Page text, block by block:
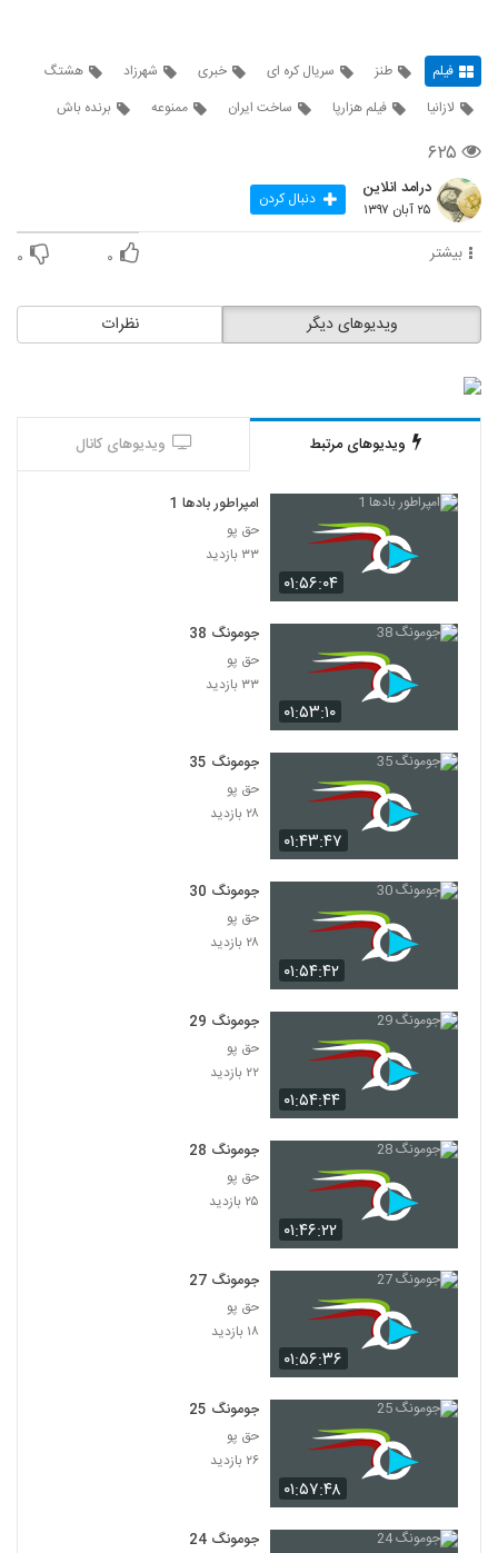
فیلم طنز سریال کره ای خبری شهرزاد
هشتگ
لازانیا
فیلم هزارپا ساخت ایران ممنوعه برنده باش
۶۲۵
درامد انلاین
۲۵ آبان ۱۳۹۷ دنبال کردن
بیشتر ۰ ۰
نظرات ویدیوهای دیگر
ویدیوهای مرتبط ویدیوهای کانال
۰۱:۵۶:۰۴
امپراطور بادها 1
حق پو
۳۳ بازدید
۰۱:۵۳:۱۰
جومونگ 38
حق پو
۳۳ بازدید
۰۱:۴۳:۴۷
جومونگ 35
حق پو
۲۸ بازدید
۰۱:۵۴:۴۲
جومونگ 30
حق پو
۲۸ بازدید
۰۱:۵۴:۴۴
جومونگ 29
حق پو
۲۲ بازدید
۰۱:۴۶:۲۲
جومونگ 28
حق پو
۲۵ بازدید
۰۱:۵۶:۳۶
جومونگ 27
حق پو
۱۸ بازدید
۰۱:۵۷:۴۸
جومونگ 25
حق پو
۲۶ بازدید
جومونگ 24